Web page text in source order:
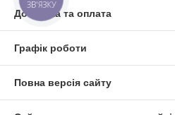
Доставка та оплата
Графік роботи
Повна версія сайту
ЗВ'ЯЗКУ